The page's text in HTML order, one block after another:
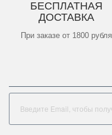
БЕСПЛАТНАЯ
ДОСТАВКА
При заказе от 1800 рубля